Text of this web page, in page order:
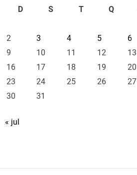
D
S T Q
2
3 4 5 6
9
10 11 12 13
16
17 18 19 20
23
24 25 26 27
30
31
« jul